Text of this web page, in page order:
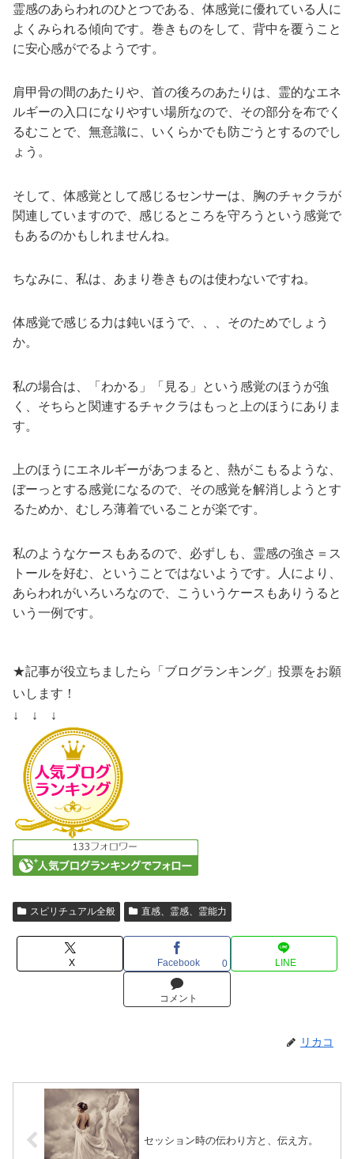
霊感のあらわれのひとつである、体感覚に優れている人に
よくみられる傾向です。巻きものをして、背中を覆うこと
に安心感がでるようです。
肩甲骨の間のあたりや、首の後ろのあたりは、霊的なエネ
ルギーの入口になりやすい場所なので、その部分を布でく
るむことで、無意識に、いくらかでも防ごうとするのでし
ょう。
そして、体感覚として感じるセンサーは、胸のチャクラが
関連していますので、感じるところを守ろうという感覚で
もあるのかもしれませんね。
ちなみに、私は、あまり巻きものは使わないですね。
体感覚で感じる力は鈍いほうで、、、そのためでしょう
か。
私の場合は、「わかる」「見る」という感覚のほうが強
く、そちらと関連するチャクラはもっと上のほうにありま
す。
上のほうにエネルギーがあつまると、熱がこもるような、
ぼーっとする感覚になるので、その感覚を解消しようとす
るためか、むしろ薄着でいることが楽です。
私のようなケースもあるので、必ずしも、霊感の強さ＝ス
トールを好む、ということではないようです。人により、
あらわれがいろいろなので、こういうケースもありうると
いう一例です。
★記事が役立ちましたら「ブログランキング」投票をお願
いします！
↓ ↓ ↓
スピリチュアル全般 直感、霊感、霊能力
X Facebook 0 LINE
コメント
リカコ
セッション時の伝わり方と、伝え方。